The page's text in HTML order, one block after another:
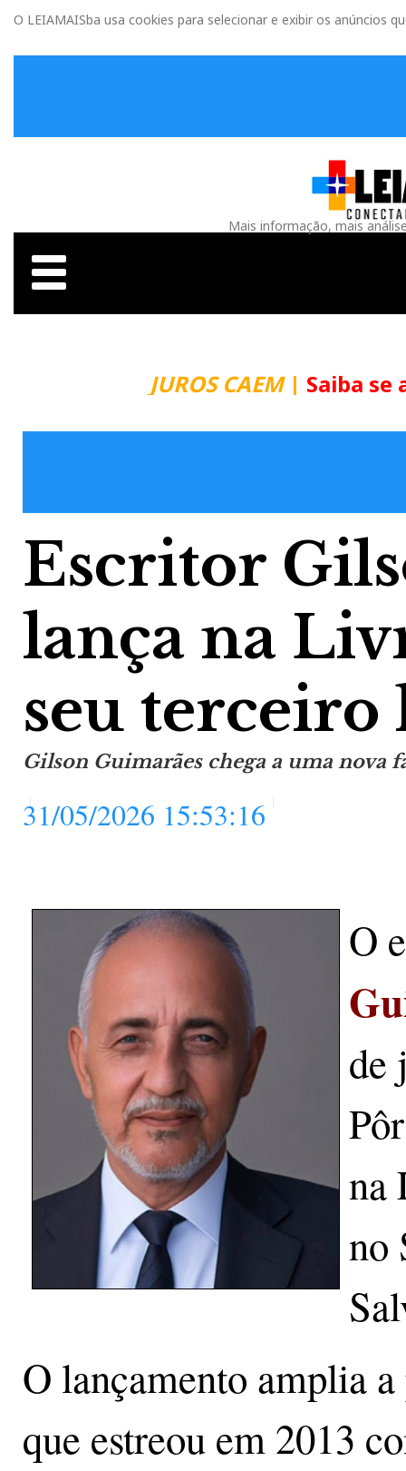
O LEIAMAISba usa cookies para selecionar e exibir os anúncios
Mais informação, mais
JUROS CAEM| Saiba se
Escritor
lança na
seu
Gilson Guimarães chega a uma nova
31/05/2026 15:53:16
O
de
na
no
O lançamento amplia
que estreou em 2013